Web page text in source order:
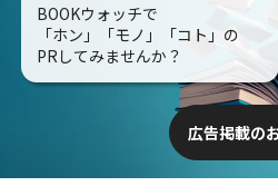
BOOKウォッチで
「ホン」「モノ」「コト」の
PRしてみませんか？
広告掲載の